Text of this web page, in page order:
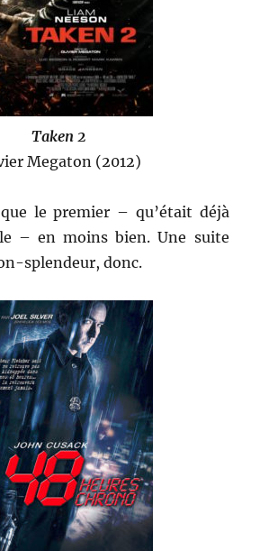
Taken 2
Megaton (2012)
le premier – qu’était déjà
– en moins bien. Une suite
splendeur, donc.